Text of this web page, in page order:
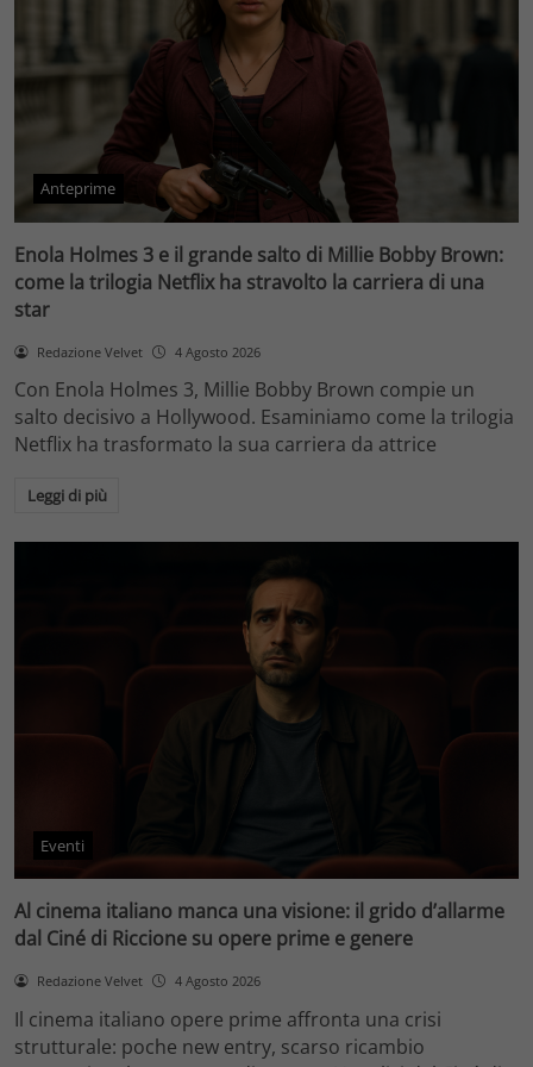
Anteprime
Enola Holmes 3 e il grande salto di Millie Bobby Brown:
come la trilogia Netflix ha stravolto la carriera di una
star
Redazione Velvet 4 Agosto 2026
Con Enola Holmes 3, Millie Bobby Brown compie un
salto decisivo a Hollywood. Esaminiamo come la trilogia
Netflix ha trasformato la sua carriera da attrice
Leggi di più
Eventi
Al cinema italiano manca una visione: il grido d’allarme
dal Ciné di Riccione su opere prime e genere
Redazione Velvet 4 Agosto 2026
Il cinema italiano opere prime affronta una crisi
strutturale: poche new entry, scarso ricambio